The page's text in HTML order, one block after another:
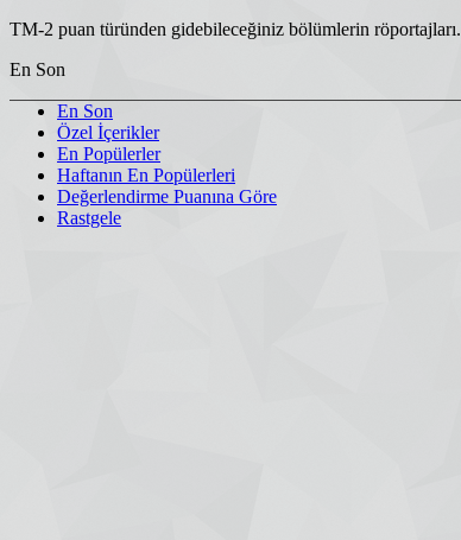
TM-2 puan türünden gidebileceğiniz bölümlerin röportajları.
En Son
En Son
Özel İçerikler
En Popülerler
Haftanın En Popülerleri
Değerlendirme Puanına Göre
Rastgele